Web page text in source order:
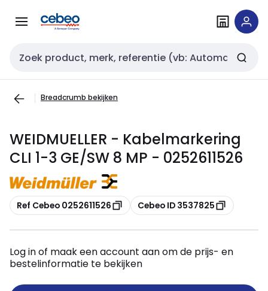
naar
naar
Zoekveld invoer
Breadcrumb bekijken
WEIDMUELLER - Kabelmarkering
CLI 1-3 GE/SW 8 MP - 0252611526
Kopiëren
Ref Cebeo 0252611526 Kopiëren
Cebeo ID 3537825
Log in of maak een account aan om de prijs- en
bestelinformatie te bekijken